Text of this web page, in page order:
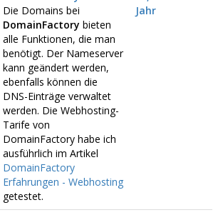
Die Domains bei
DomainFactory bieten
alle Funktionen, die man
benötigt. Der Nameserver
kann geändert werden,
ebenfalls können die
DNS-Einträge verwaltet
werden. Die Webhosting-
Tarife von
DomainFactory habe ich
ausführlich im Artikel
DomainFactory
Erfahrungen - Webhosting
getestet.
Jahr